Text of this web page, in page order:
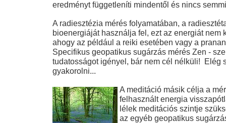
eredményt függetleníti mindentől és nincs
A radiesztézia mérés folyamatában, a
bioenergiáját használja fel, ezt az energiát nem
ahogy az például a reiki esetében vagy a
Specifikus geopatikus sugárzás mérés Zen -
tudatosságot igényel, bár nem cél nélküli! Elég
gyakorolni...
A meditáció másik célja a
felhasznált energia
lélek meditációs szintje
az egyéb geopatikus